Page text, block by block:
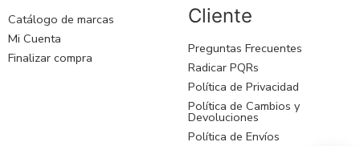
Catálogo de marcas
Mi Cuenta
Finalizar compra
Cliente
Preguntas Frecuentes
Radicar PQRs
Política de Privacidad
Política de Cambios y
Devoluciones
Política de Envíos